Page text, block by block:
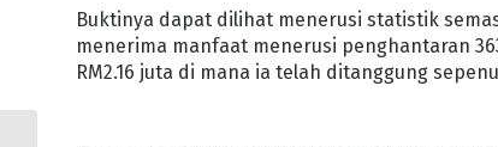
Buktinya dapat dilihat menerusi statistik
menerima manfaat menerusi penghantaran
RM2.16 juta di mana ia telah ditanggung